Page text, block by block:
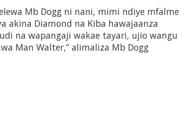
Mb Dogg ni nani, mimi ndiye mfalme
akina Diamond na Kiba hawajaanza
na wapangaji wakae tayari, ujio wangu
Man Walter,” alimaliza Mb Dogg